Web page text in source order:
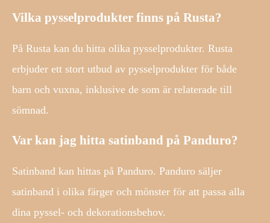
Vilka pysselprodukter finns på Rusta?
På Rusta kan du hitta olika pysselprodukter. Rusta
erbjuder ett stort utbud av pysselprodukter för både
barn och vuxna, inklusive de som är relaterade till
sömnad.
Var kan jag hitta satinband på Panduro?
Satinband kan hittas på Panduro. Panduro säljer
satinband i olika färger och mönster för att passa alla
dina pyssel- och dekorationsbehov.